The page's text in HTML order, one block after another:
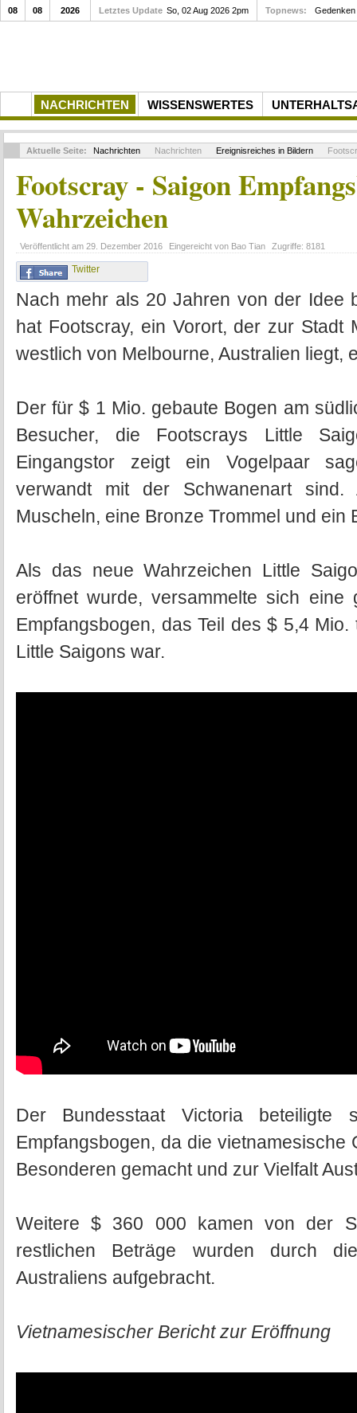
NACHRICHTEN WISSENSWERTES
08 08 2026 Letztes Update So, 02 Aug 2026 2pm Topnews:
Gedenkfeier zum 10. Todestag von Rupert Neudeck am...
Aktuelle Seite: Nachrichten Nachrichten Ereignisreiches in Bildern
Footscray - Saigon
Wahrzeichen
Veröffentlicht am 29. Dezember 2016 Eingereicht von Bao Tian Zugriffe: 8181
Twitter
Nach mehr als 20 Jahren von der Idee
hat Footscray, ein Vorort, der zur
westlich von Melbourne, Australien liegt,
Der für $ 1 Mio. gebaute Bogen am
Besucher, die Footscrays Little
Eingangstor zeigt ein Vogelpaar
verwandt mit der Schwanenart sind.
Muscheln, eine Bronze Trommel und ein
Als das neue Wahrzeichen Little
eröffnet wurde, versammelte sich eine
Empfangsbogen, das Teil des $ 5,4
Little Saigons war.
Der Bundesstaat Victoria
Empfangsbogen, da die
Besonderen gemacht und zur Vielfalt
Weitere $ 360 000 kamen von der
restlichen Beträge wurden durch
Australiens aufgebracht.
Vietnamesischer Bericht zur Eröffnung